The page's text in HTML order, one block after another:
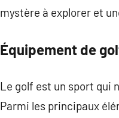
mystère à explorer et
Équipement de
Le golf est un sport qui
Parmi les principaux